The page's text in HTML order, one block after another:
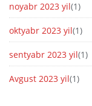
noyabr 2023 yil(1)
oktyabr 2023 yil(1)
sentyabr 2023 yil(1)
Avgust 2023 yil(1)